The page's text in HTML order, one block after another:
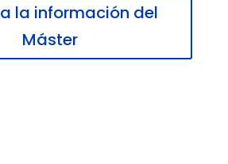
la información del
Máster